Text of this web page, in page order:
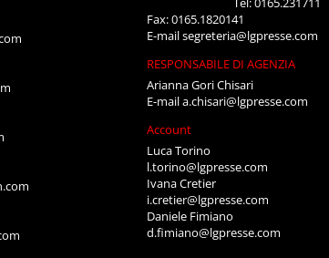
Fax: 0165.1820141
E-mailsegreteria@lgpresse.com
RESPONSABILE DI AGENZIA
Arianna Gori Chisari
E-maila.chisari@lgpresse.com
Account
Luca Torino
l.torino@lgpresse.com
Ivana Cretier
i.cretier@lgpresse.com
Daniele Fimiano
d.fimiano@lgpresse.com